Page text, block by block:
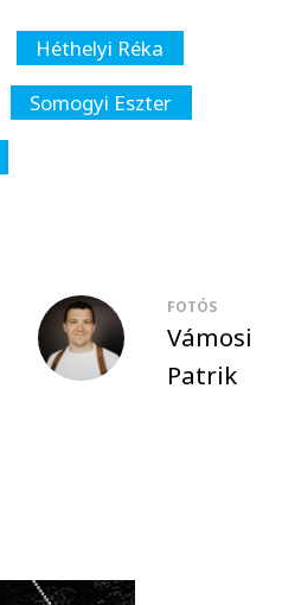
Héthelyi Réka
Somogyi Eszter
FOTÓS
Vámosi
Patrik